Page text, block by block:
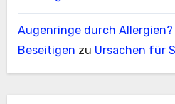
Augenringe durch
Beseitigen zu Ursachen für